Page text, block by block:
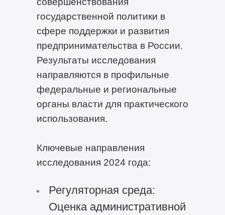
государственной политики в
сфере поддержки и развития
предпринимательства в России.
Результаты исследования
направляются в профильные
федеральные и региональные
органы власти для практического
использования.
Ключевые направления
исследования 2024 года:
Регуляторная среда:
Оценка административной